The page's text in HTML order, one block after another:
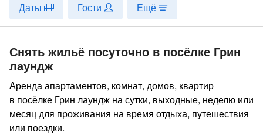
Даты Гости Ещё
Снять жильё посуточно в посёлке Грин
лаундж
Аренда апартаментов, комнат, домов, квартир
в посёлке Грин лаундж на сутки, выходные, неделю или
месяц для проживания на время отдыха, путешествия
или поездки.